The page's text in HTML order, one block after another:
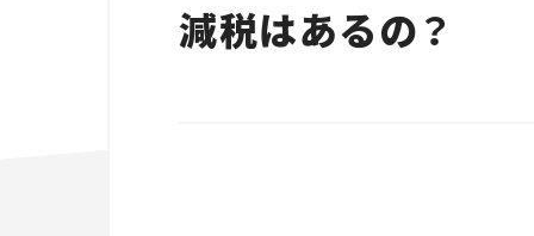
減税はあるの？